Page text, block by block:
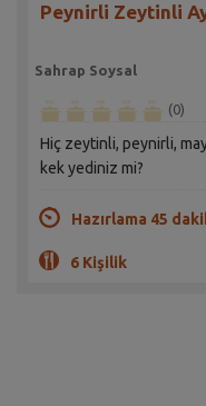
Peynirli Zeytinli
Sahrap Soysal
(0)
Hiç zeytinli, peynirli,
kek yediniz mi?
Hazırlama 45
6 Kişilik